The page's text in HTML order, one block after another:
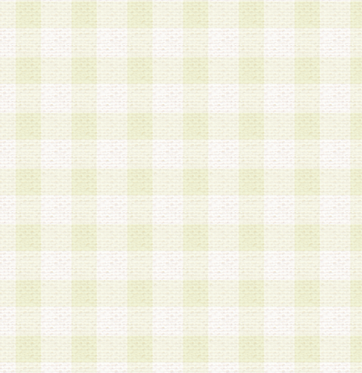
の注意をもって当該情報を使用させるものとし ま
a.本サービスに係る謝礼、景品、調査サンプル品
b.会員からの電話、メール等の問い合わせなどへ
c.モバイルリサーチ、またはグループ形式による
実施もしくは運営
d.その他これらに付随する業務
4.会員は、住所、電話番号その他の登録情報につ
合は、速やかに当社所定の変更手続きを行うもの
5.当社は、必要と認めた場合、会員に対して、電
手段により登録情報の対象者が会員登録者本人で
の内容が正確であること、アンケートの回答内容
うことができるものとます。
6.会員は、会員登録後当社が定期的に行う登録情
して、当社指定の期間内に更新手続きを行うもの
該期間内に更新手続きを行わない場合、その時点
発行したポイントは失効されるものとします。